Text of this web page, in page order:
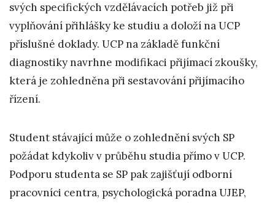
svých specifických vzdělávacích potřeb již při
vyplňování přihlášky ke studiu a doloží na UCP
příslušné doklady. UCP na základě funkční
diagnostiky navrhne modifikaci přijímací zkoušky,
která je zohledněna při sestavování přijímacího
řízení.
Student stávající může o zohlednění svých SP
požádat kdykoliv v průběhu studia přímo v UCP.
Podporu studenta se SP pak zajišťují odborní
pracovníci centra, psychologická poradna UJEP,